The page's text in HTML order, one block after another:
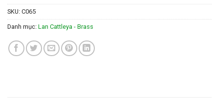
SKU: C065
Danh mục: Lan Cattleya - Brass